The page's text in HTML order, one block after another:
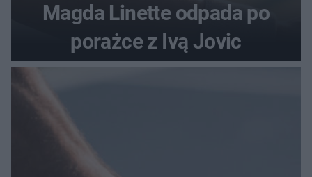
Magda Linette odpada po
porażce z Ivą Jovic